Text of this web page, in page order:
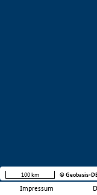
Impressum
100 km © Geobasis-